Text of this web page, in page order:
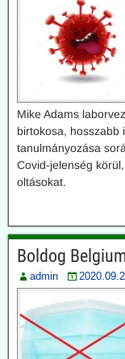
Mike Adams
birtokosa, hosszabb
tanulmányozása
Covid-jelenség
oltásokat.
Boldog
admin